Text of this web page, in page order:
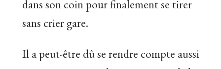
dans son coin pour finalement se tirer
sans crier gare.
Il a peut-être dû se rendre compte aussi